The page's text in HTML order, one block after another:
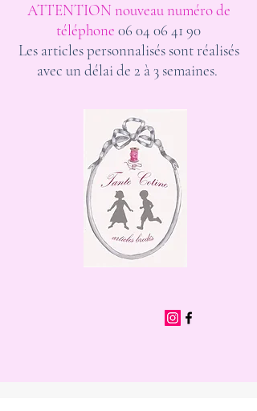
ATTENTION nouveau numéro de
téléphone 06 04 06 41 90
Les articles personnalisés sont réalisés
avec un délai de 2 à 3 semaines.